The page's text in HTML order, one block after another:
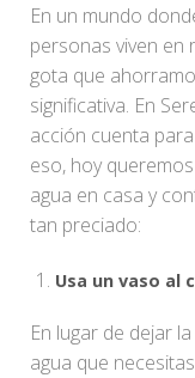
En un mundo
personas viven en
gota que
significativa. En
acción cuenta
eso, hoy
agua en casa y
tan preciado:
Usa un vaso al
En lugar de dejar
agua que